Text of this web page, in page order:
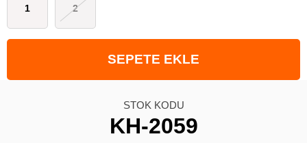
1 2
STOK KODU
KH-2059